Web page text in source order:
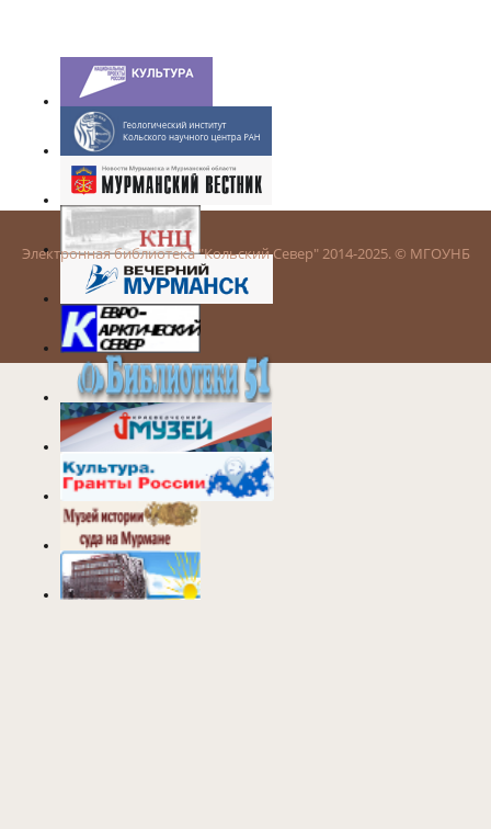
Электронная библиотека "Кольский Север" 2014-2025. © МГОУНБ